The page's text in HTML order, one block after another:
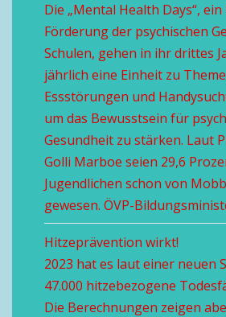
Die „Mental Health Days“,
Förderung der psychischen
Schulen, gehen in ihr drittes
jährlich eine Einheit zu
Essstörungen und
um das Bewusstsein für
Gesundheit zu stärken. Laut
Golli Marboe seien 29,6
Jugendlichen schon von
gewesen. ÖVP-
Hitzeprävention wirkt!
2023 hat es laut einer neuen
47.000 hitzebezogene
Die Berechnungen zeigen